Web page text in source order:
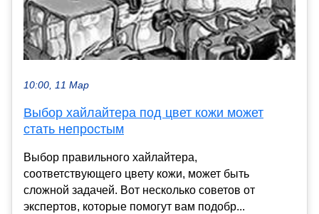
10:00, 11 Мар
Выбор хайлайтера под цвет кожи может
стать непростым
Выбор правильного хайлайтера,
соответствующего цвету кожи, может быть
сложной задачей. Вот несколько советов от
экспертов, которые помогут вам подобр...